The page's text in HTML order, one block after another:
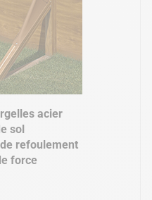
acier
sol
refoulement
force